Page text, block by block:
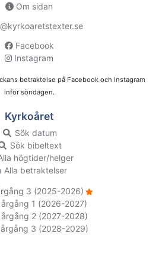
Om sidan
Facebook
Instagram
betraktelse på Facebook och Instagram
inför söndagen.
Kyrkoåret
Sök datum
Sök bibeltext
högtider/helger
Alla betraktelser
3 (2025-2026)
årgång 1 (2026-2027)
2 (2027-2028)
3 (2028-2029)